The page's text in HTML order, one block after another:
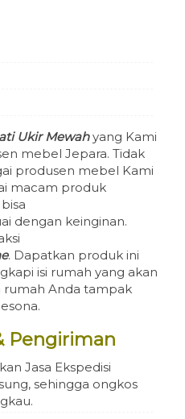
Ukir Mewahyang Kami
mebel Jepara. Tidak
produsen mebel Kami
macam produk
dengan keinginan.
. Dapatkan produk ini
isi rumah yang akan
rumah Anda tampak
Pengiriman
Jasa Ekspedisi
sehingga ongkos